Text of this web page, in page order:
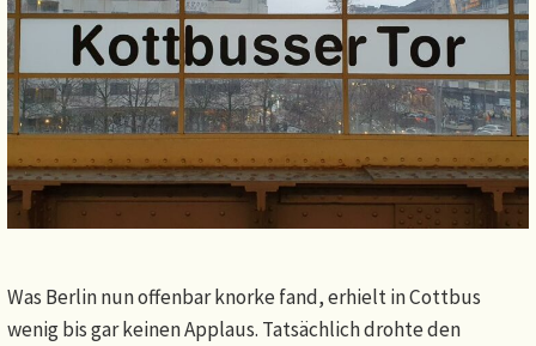
Was Berlin nun offenbar knorke fand, erhielt in Cottbus
wenig bis gar keinen Applaus. Tatsächlich drohte den